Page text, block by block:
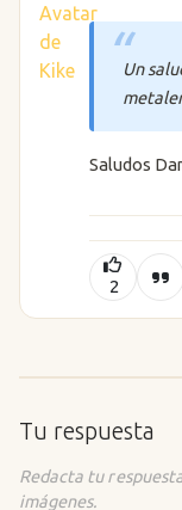
Un
Saludos
2
Tu respuesta
Redacta tu
imágenes.